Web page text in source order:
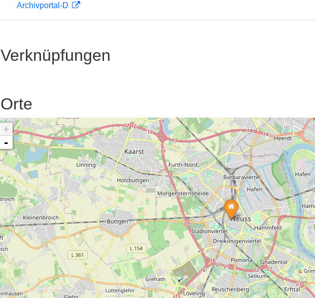
Archivportal-D
Verknüpfungen
Orte
+
-